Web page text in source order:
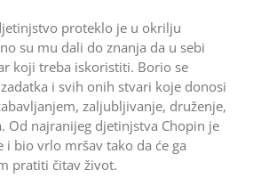
proteklo je u okrilju
su mu dali do znanja da u sebi
koji treba iskoristiti. Borio se
i svih onih stvari koje donosi
zaljubljivanje, druženje,
Od najranijeg djetinjstva Chopin je
i bio vrlo mršav tako da će ga
pratiti čitav život.